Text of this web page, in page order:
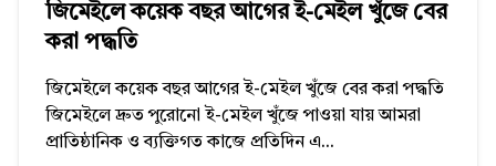
জিমেইলে কয়েক বছর আগের ই-মেইল খুঁজে বের
করা পদ্ধতি
জিমেইলে কয়েক বছর আগের ই-মেইল খুঁজে বের করা পদ্ধতি
জিমেইলে দ্রুত পুরোনো ই-মেইল খুঁজে পাওয়া যায় আমরা
প্রাতিষ্ঠানিক ও ব্যক্তিগত কাজে প্রতিদিন এ...